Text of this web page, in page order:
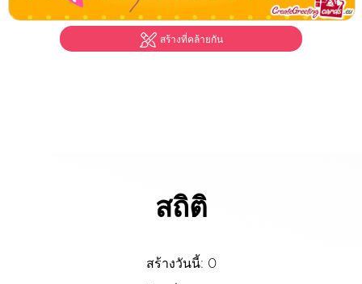
สร้างที่คล้ายกัน
สถิติ
สร้างวันนี้: 0